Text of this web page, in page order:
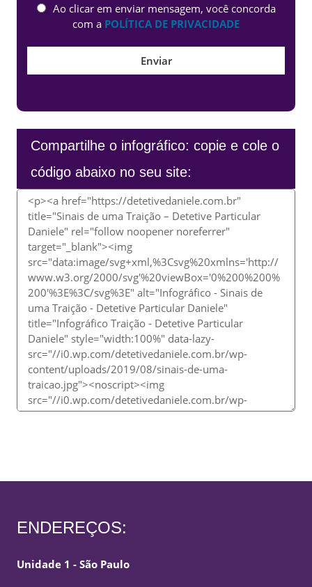
Ao clicar em enviar mensagem, você concorda
com a POLÍTICA DE PRIVACIDADE
Compartilhe o infográfico: copie e cole o
código abaixo no seu site:
ENDEREÇOS:
Unidade 1 - São Paulo